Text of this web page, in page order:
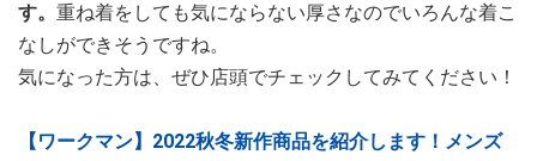
す。 重ね着をしても気にならない厚さなのでいろんな着こ
なしができそうですね。
気になった方は、ぜひ店頭でチェックしてみてください！
【ワークマン】2022秋冬新作商品を紹介します！メンズ